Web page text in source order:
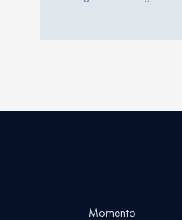
Momento